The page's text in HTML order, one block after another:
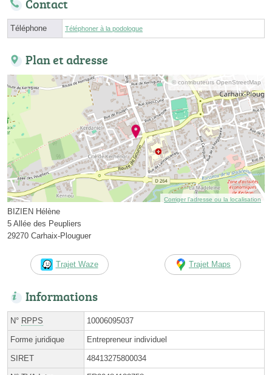
Téléphone Téléphoner à la podologue
Plan et adresse
© contributeurs OpenStreetMap
Corriger l’adresse ou la localisation
BIZIEN Hélène
5 Allée des Peupliers
29270 Carhaix-Plouguer
Trajet Waze Trajet Maps
Informations
N° RPPS 10006095037
Forme juridique Entrepreneur individuel
SIRET 48413275800034